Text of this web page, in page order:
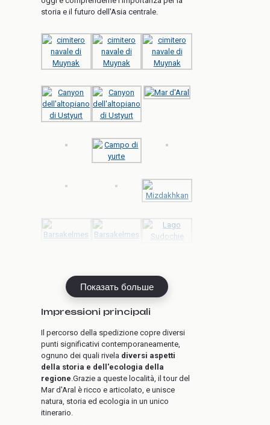
storia e il futuro dell'Asia centrale.
Показать больше
Impressioni principali
Il percorso della spedizione copre diversi
punti significativi contemporaneamente,
ognuno dei quali rivela diversi aspetti
della storia e dell'ecologia della
regione .Grazie a queste località, il tour del
Mar d'Aral è ricco e articolato, e unisce
natura, storia ed ecologia in un unico
itinerario.